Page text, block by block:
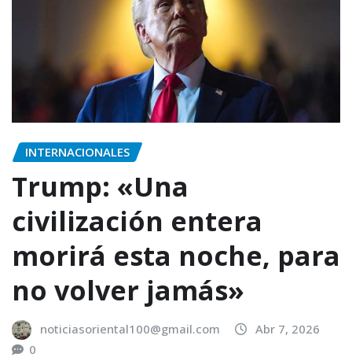
INTERNACIONALES
Trump: «Una
civilización entera
morirá esta noche, para
no volver jamás»
noticiasoriental100@gmail.com
Abr 7, 2026
0